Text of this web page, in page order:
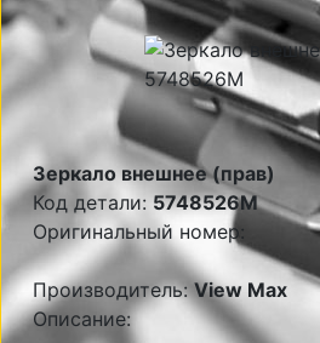
Зеркало внешнее (прав)
Код детали: 5748526M
Оригинальный номер:
Производитель:View Max
Описание: